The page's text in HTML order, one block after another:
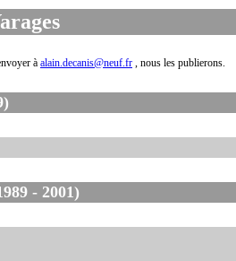
à alain.decanis@neuf.fr , nous les publierons.
- 2001)